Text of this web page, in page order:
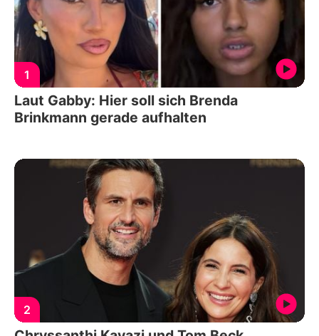
1
Laut Gabby: Hier soll sich Brenda
Brinkmann gerade aufhalten
2